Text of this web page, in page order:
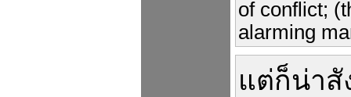
of conflict;
alarming
แต่ก็น่าสั